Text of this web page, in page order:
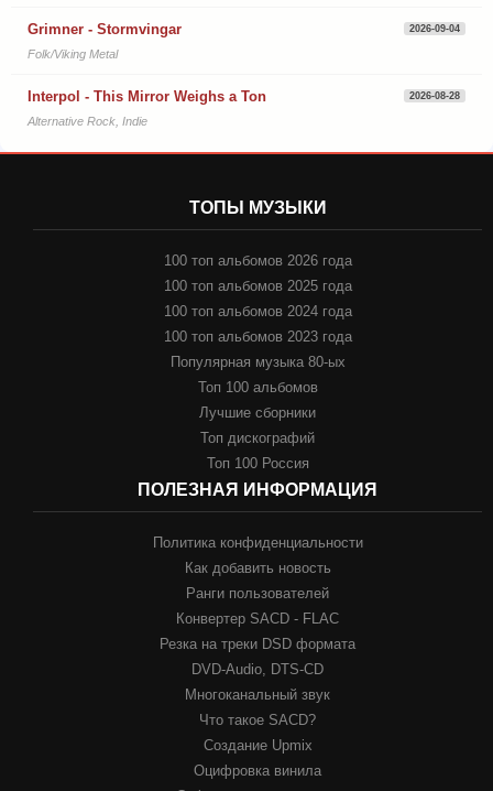
Grimner - Stormvingar 2026-09-04
Folk/Viking Metal
Interpol - This Mirror Weighs a Ton 2026-08-28
Alternative Rock, Indie
ТОПЫ МУЗЫКИ
100 топ альбомов 2026 года
100 топ альбомов 2025 года
100 топ альбомов 2024 года
100 топ альбомов 2023 года
Популярная музыка 80-ых
Топ 100 альбомов
Лучшие сборники
Топ дискографий
Топ 100 Россия
ПОЛЕЗНАЯ ИНФОРМАЦИЯ
Политика конфиденциальности
Как добавить новость
Ранги пользователей
Конвертер SACD - FLAC
Резка на треки DSD формата
DVD-Audio, DTS-CD
Многоканальный звук
Что такое SACD?
Создание Upmix
Оцифровка винила